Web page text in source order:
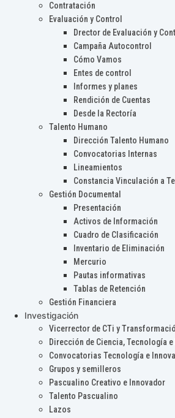
Contratación
Evaluación y Control
Drector de Evaluación y
Campaña Autocontrol
Cómo Vamos
Entes de control
Informes y planes
Rendición de Cuentas
Desde la Rectoría
Talento Humano
Dirección Talento Humano
Convocatorias Internas
Lineamientos
Constancia Vinculación a
Gestión Documental
Presentación
Activos de Información
Cuadro de Clasificación
Inventario de Eliminación
Mercurio
Pautas informativas
Tablas de Retención
Gestión Financiera
Investigación
Vicerrector de CTi y
Dirección de Ciencia, Tecnología
Convocatorias Tecnología e
Grupos y semilleros
Pascualino Creativo e Innovador
Talento Pascualino
Lazos